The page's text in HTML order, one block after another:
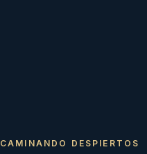
CAMINANDO DESPIERTOS